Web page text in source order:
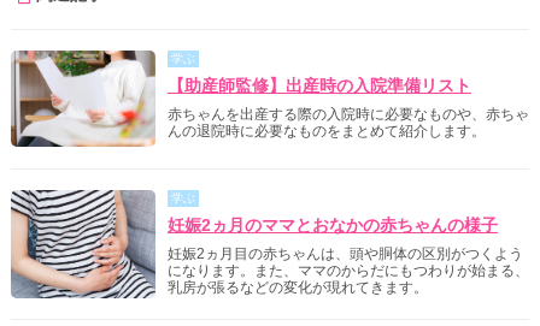
学ぶ
【助産師監修】出産時の入院準備リスト
赤ちゃんを出産する際の入院時に必要なものや、赤ちゃ
んの退院時に必要なものをまとめて紹介します。
学ぶ
妊娠2ヵ月のママとおなかの赤ちゃんの様子
妊娠2ヵ月目の赤ちゃんは、頭や胴体の区別がつくよう
になります。また、ママのからだにもつわりが始まる、
乳房が張るなどの変化が現れてきます。